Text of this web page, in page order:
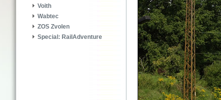
Voith
Wabtec
ZOS Zvolen
Special: RailAdventure